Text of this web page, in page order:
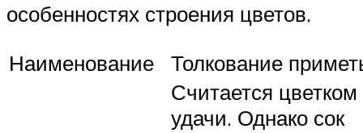
особенностях строения цветов.
Наименование
Толкование
Считается цветком
удачи. Однако сок